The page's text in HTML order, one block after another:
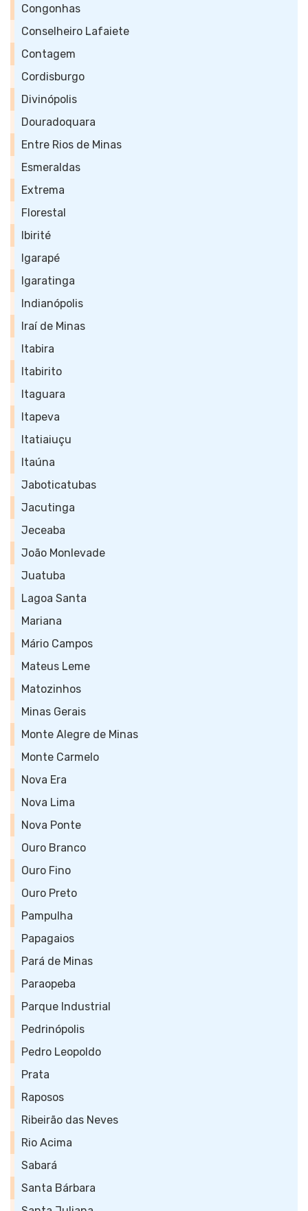
Congonhas
Conselheiro Lafaiete
Contagem
Cordisburgo
Divinópolis
Douradoquara
Entre Rios de Minas
Esmeraldas
Extrema
Florestal
Ibirité
Igarapé
Igaratinga
Indianópolis
Iraí de Minas
Itabira
Itabirito
Itaguara
Itapeva
Itatiaiuçu
Itaúna
Jaboticatubas
Jacutinga
Jeceaba
João Monlevade
Juatuba
Lagoa Santa
Mariana
Mário Campos
Mateus Leme
Matozinhos
Minas Gerais
Monte Alegre de Minas
Monte Carmelo
Nova Era
Nova Lima
Nova Ponte
Ouro Branco
Ouro Fino
Ouro Preto
Pampulha
Papagaios
Pará de Minas
Paraopeba
Parque Industrial
Pedrinópolis
Pedro Leopoldo
Prata
Raposos
Ribeirão das Neves
Rio Acima
Sabará
Santa Bárbara